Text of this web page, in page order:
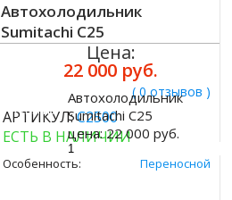
Автохолодильник
Sumitachi C25
( 0 отзывов )
АРТИКУЛ:C2500
ЕСТЬ В НАЛИЧИИ
Особенность: Переносной
Цена:
22 000 руб.
Купить
Автохолодильник
Sumitachi C25
цена:22 000 руб.